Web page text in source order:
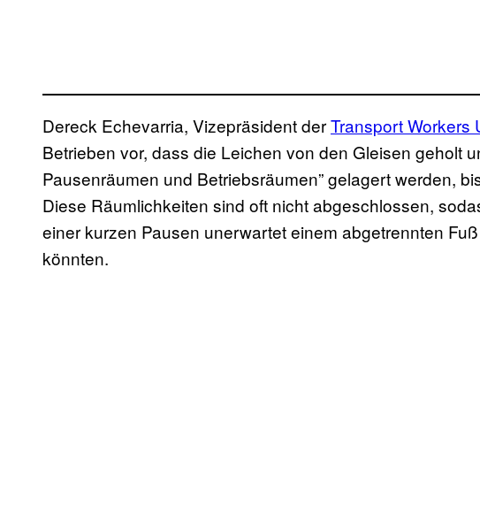
Dereck Echevarria, Vizepräsident derTransport Workers
Betrieben vor, dass die Leichen von den Gleisen geholt
Pausenräumen und Betriebsräumen” gelagert werden,
Diese Räumlichkeiten sind oft nicht abgeschlossen,
einer kurzen Pausen unerwartet einem abgetrennten
könnten.